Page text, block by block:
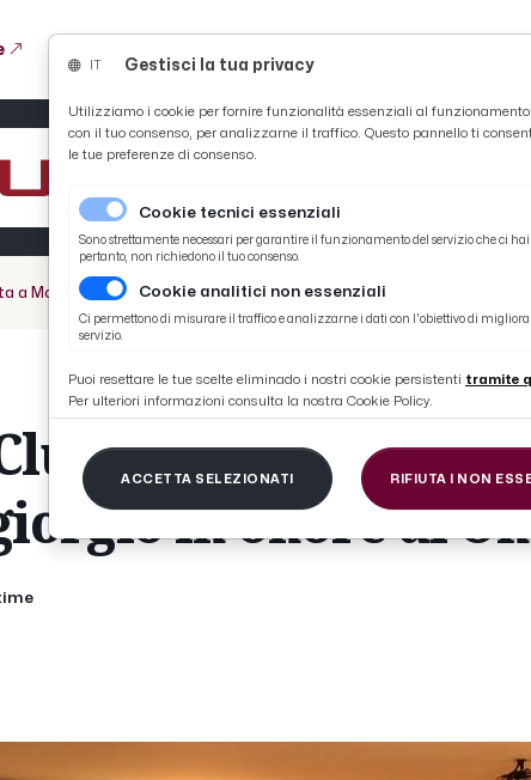
a Montegiorgio in onore di Onelio Ilari
“Rozzi”, bella
in onore di
Gestisci la tua privacy
Utilizziamo i cookie per fornire funzionalità essenziali al funzionamento
con il tuo consenso, per analizzarne il traffico. Questo pannello ti
le tue preferenze di consenso.
Cookie tecnici essenziali
Sono strettamente necessari per garantire il funzionamento del servizio che ci hai
pertanto, non richiedono il tuo consenso.
Cookie analitici non essenziali
Ci permettono di misurare il traffico e analizzarne i dati con l'obiettivo di
servizio.
Puoi resettare le tue scelte eliminado i nostri cookie persistenti tramite
Per ulteriori informazioni consulta la nostra Cookie Policy.
ACCETTA SELEZIONATI RIFIUTA I NON